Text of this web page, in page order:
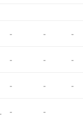
- - -
- - -
- - -
- -